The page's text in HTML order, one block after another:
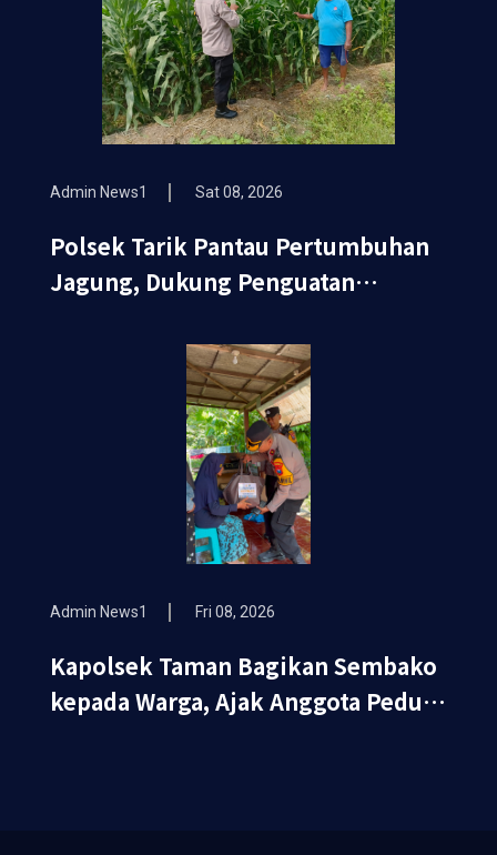
Admin News1 Sat 08, 2026
Polsek Tarik Pantau Pertumbuhan
Jagung, Dukung Penguatan
Admin News1 Fri 08, 2026
Kapolsek Taman Bagikan Sembako
kepada Warga, Ajak Anggota Peduli